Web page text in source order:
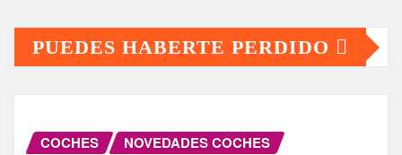
PUEDES HABERTE PERDIDO
COCHES
NOVEDADES COCHES